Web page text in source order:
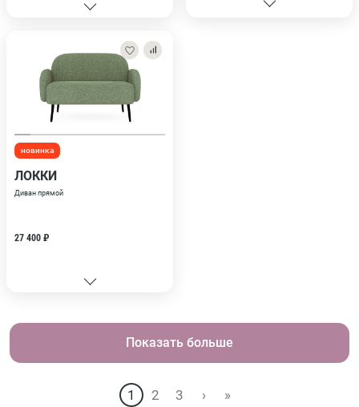
новинка
ЛОККИ
Диван прямой
27 400 ₽
Показать больше
1 2 3 › »